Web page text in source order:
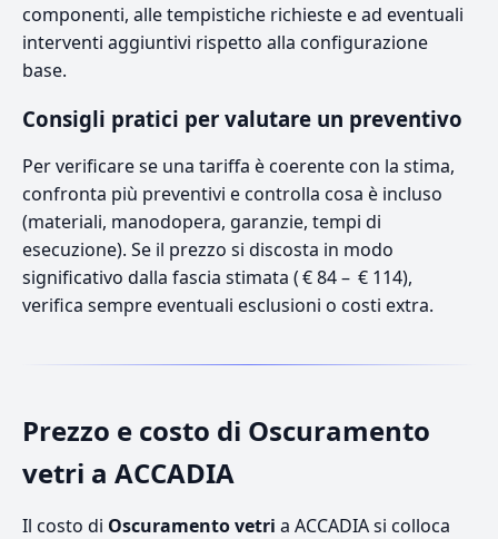
componenti, alle tempistiche richieste e ad eventuali
interventi aggiuntivi rispetto alla configurazione
base.
Consigli pratici per valutare un preventivo
Per verificare se una tariffa è coerente con la stima,
confronta più preventivi e controlla cosa è incluso
(materiali, manodopera, garanzie, tempi di
esecuzione). Se il prezzo si discosta in modo
significativo dalla fascia stimata ( € 84 – € 114),
verifica sempre eventuali esclusioni o costi extra.
Prezzo e costo di Oscuramento
vetri a ACCADIA
Il costo di Oscuramento vetri a ACCADIA si colloca